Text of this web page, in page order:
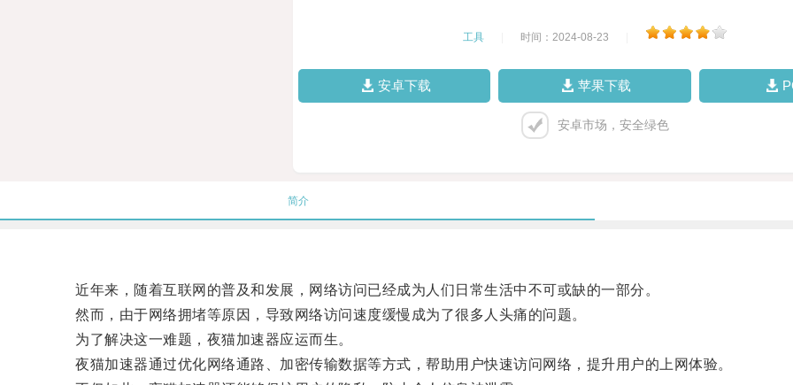
工具 时间：2024-08-23
安卓下载 苹果下载
安卓市场，安全绿色
简介
近年来，随着互联网的普及和发展，网络访问已经成为人们日常生活中不可或缺的一部分。
然而，由于网络拥堵等原因，导致网络访问速度缓慢成为了很多人头痛的问题。
为了解决这一难题，夜猫加速器应运而生。
夜猫加速器通过优化网络通路、加密传输数据等方式，帮助用户快速访问网络，提升用户的上网体验。